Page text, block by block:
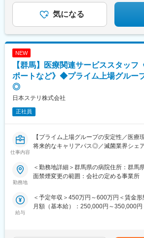
気になる
NEW
【群馬】医療関連サービススタッフ
ポートなど》◆プライム上場グルー
◎
日本ステリ株式会社
正社員
仕事内容
【プライム上場グループの安定性／医療
将来的なキャリアパス◎／滅菌業界シェ
【業務概要】
医療器材滅菌サービスを始めとし、医療
【業務詳細】
勤務地
＜勤務地詳細＞群馬県の病院住所：群馬
面禁煙変更の範囲：会社の定める事業所
給与
＜予定年収＞450万円～600万円＜賃金
月額（基本給）：250,000円～350,000